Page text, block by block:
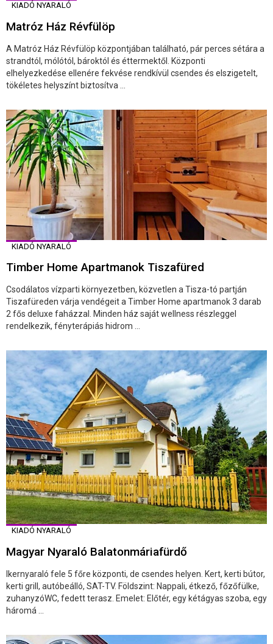
KIADÓ NYARALÓ
Matróz Ház Révfülöp
A Matróz Ház Révfülöp központjában található, pár perces sétára a
strandtól, mólótól, bároktól és éttermektől. Központi
elhelyezkedése ellenére fekvése rendkívül csendes és elszigetelt,
tökéletes helyszínt biztosítva ...
KIADÓ NYARALÓ
Timber Home Apartmanok Tiszafüred
Csodálatos vízparti környezetben, közvetlen a Tisza-tó partján
Tiszafüreden várja vendégeit a Timber Home apartmanok 3 darab
2 fős deluxe faházzal. Minden ház saját wellness részleggel
rendelkezik, fényterápiás hidrom ...
KIADÓ NYARALÓ
Magyar Nyaraló Balatonmáriafürdő
Ikernyaraló fele 5 főre központi, de csendes helyen. Kert, kerti bútor,
kerti grill, autóbeálló, SAT-TV. Földszint: Nappali, étkező, főzőfülke,
zuhanyzóWC, fedett terasz. Emelet: Előtér, egy kétágyas szoba, egy
háromá ...